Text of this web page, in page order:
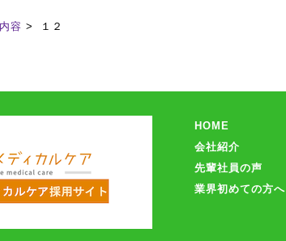
容
１２
HOME
会社紹介
先輩社員の声
業界初めての方へ